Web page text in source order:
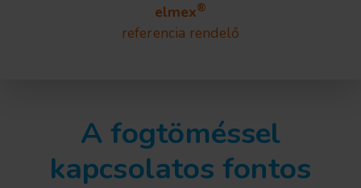
elmex®
referencia rendelő
A fogtöméssel
kapcsolatos fontos